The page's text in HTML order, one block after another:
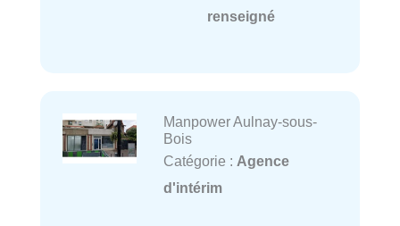
renseigné
Manpower Aulnay-sous-
Bois
Catégorie : Agence
d'intérim